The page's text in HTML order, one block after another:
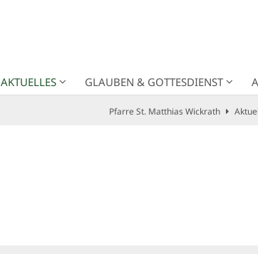
AKTUELLES GLAUBEN & GOTTESDIENST
Pfarre St. Matthias Wickrath